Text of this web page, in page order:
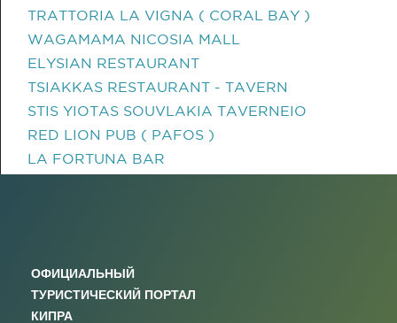
TRATTORIA LA VIGNA ( CORAL BAY )
WAGAMAMA NICOSIA MALL
ELYSIAN RESTAURANT
TSIAKKAS RESTAURANT - TAVERN
STIS YIOTAS SOUVLAKIA TAVERNEIO
RED LION PUB ( PAFOS )
LA FORTUNA BAR
ОФИЦИАЛЬНЫЙ
ТУРИСТИЧЕСКИЙ ПОРТАЛ
КИПРА